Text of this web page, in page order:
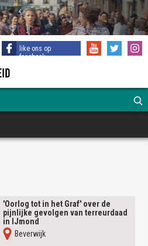
like ons op
facebook
'Oorlog tot in het Graf' over de
pijnlijke gevolgen van terreurdaad
in IJmond
Beverwijk